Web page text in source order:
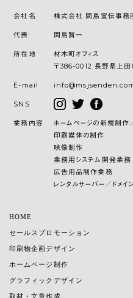
会社名 株式会社 間島宣伝事務
代表 間島賢一
所在地
材木町オフィス
〒386-0012 長野県上田
E-mail
SNS
業務内容
ホームページの新規制作
印刷媒体の制作
映像制作
業務用システム開発業務
広告用品制作業務
レンタルサーバー／ドメ
HOME
セールスプロモーション
印刷物企画デザイン
ホームページ制作
グラフィックデザイン
取材・文章作成